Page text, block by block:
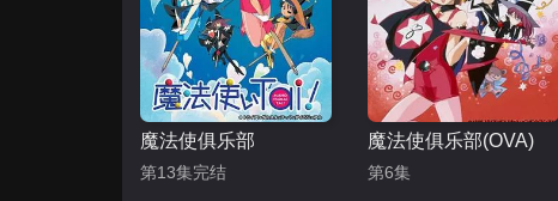
魔法使俱乐部
第13集完结
魔法使俱乐部(OVA)
第6集